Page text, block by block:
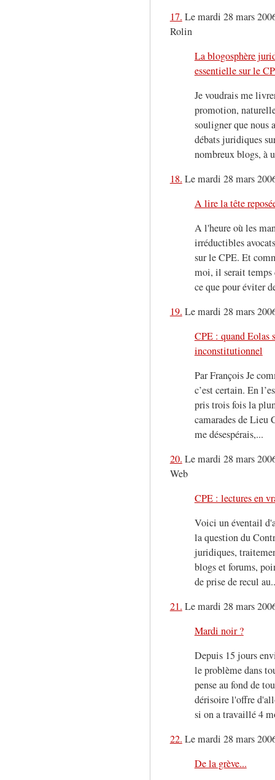
17. Le mardi 28 mars
Rolin
La blogosphère
essentielle sur le
Je voudrais me
promotion,
souligner que nous
débats juridiques
nombreux blogs, à
18. Le mardi 28 mars
A lire la tête
A l'heure où les
irréductibles
sur le CPE. Et
moi, il serait temps
ce que pour éviter
19. Le mardi 28 mars
CPE : quand Eolas
inconstitutionnel
Par François Je
c’est certain. En
pris trois fois la
camarades de Lieu
me désespérais,...
20. Le mardi 28 mars
Web
CPE : lectures en
Voici un éventail
la question du
juridiques,
blogs et forums,
de prise de recul
21. Le mardi 28 mars
Mardi noir ?
Depuis 15 jours
le problème dans
pense au fond de
dérisoire l'offre
si on a travaillé 4
22. Le mardi 28 mars
De la grève...